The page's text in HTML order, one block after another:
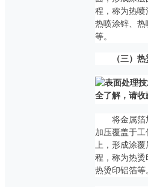
程，称为热喷
热喷涂锌、热
等。
（三）热
将金属箔
加压覆盖于工
上，形成涂
程，称为热烫
热烫印铝箔等